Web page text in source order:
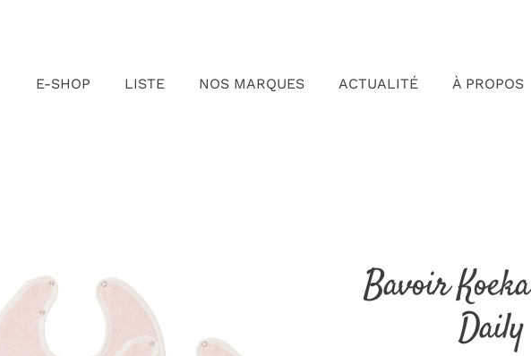
E-SHOP LISTE NOS MARQUES ACTUALITÉ À PROPOS
Bavoir